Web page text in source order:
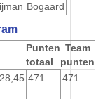
Bogaard
Punten
totaal
Team
punten
28,45 471 471